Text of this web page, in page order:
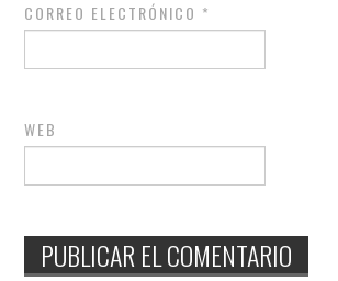
CORREO ELECTRÓNICO *
WEB